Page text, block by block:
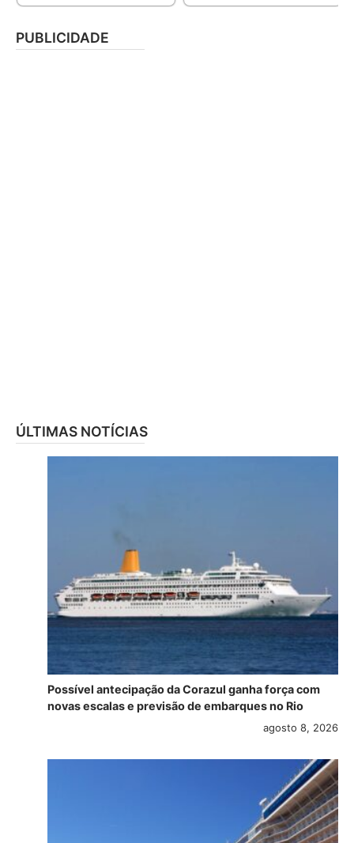
PUBLICIDADE
ÚLTIMAS NOTÍCIAS
Possível antecipação da Corazul ganha força com
novas escalas e previsão de embarques no Rio
agosto 8, 2026